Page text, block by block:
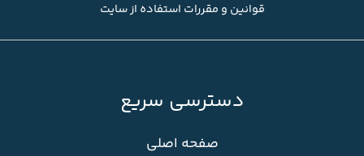
قوانین و مقررات استفاده از سایت
دسترسی سریع
صفحه اصلی